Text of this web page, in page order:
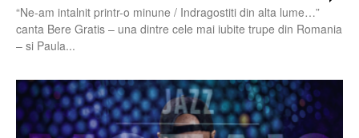
“Ne-am intalnit printr-o minune / Indragostiti din alta lume…”
canta Bere Gratis – una dintre cele mai iubite trupe din Romania
– si Paula...